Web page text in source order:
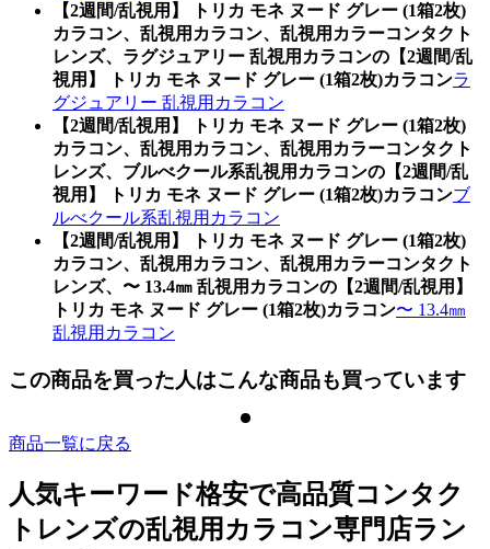
【2週間/乱視用】 トリカ モネ ヌード グレー (1箱2枚)
カラコン、乱視用カラコン、乱視用カラーコンタクト
レンズ、ラグジュアリー 乱視用カラコンの【2週間/乱
視用】 トリカ モネ ヌード グレー (1箱2枚)カラコンラ
グジュアリー 乱視用カラコン
【2週間/乱視用】 トリカ モネ ヌード グレー (1箱2枚)
カラコン、乱視用カラコン、乱視用カラーコンタクト
レンズ、ブルべクール系乱視用カラコンの【2週間/乱
視用】 トリカ モネ ヌード グレー (1箱2枚)カラコンブ
ルべクール系乱視用カラコン
【2週間/乱視用】 トリカ モネ ヌード グレー (1箱2枚)
カラコン、乱視用カラコン、乱視用カラーコンタクト
レンズ、〜 13.4㎜ 乱視用カラコンの【2週間/乱視用】
トリカ モネ ヌード グレー (1箱2枚)カラコン〜 13.4㎜
乱視用カラコン
この商品を買った人はこんな商品も買っています
商品一覧に戻る
人気キーワード格安で高品質コンタク
トレンズの乱視用カラコン専門店ラン